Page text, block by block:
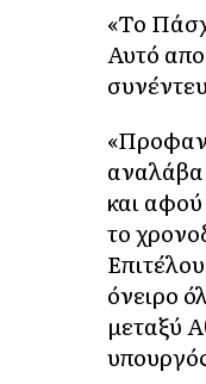
«Το
Αυτό
και
το
όνειρο
μεταξύ